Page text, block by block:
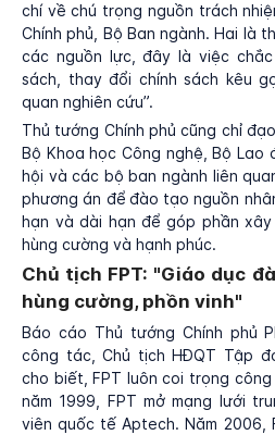
chí về chú trọng nguồn trách
Chính phủ, Bộ Ban ngành. Hai là
các nguồn lực, đây là việc
sách, thay đổi chính sách kêu
quan nghiên cứu”.
Thủ tướng Chính phủ cũng chỉ
Bộ Khoa học Công nghệ, Bộ Lao
hội và các bộ ban ngành liên
phương án để đào tạo nguồn
hạn và dài hạn để góp phần
hùng cường và hạnh phúc.
Chủ tịch FPT: "Giáo dục
hùng cường, phồn vinh"
Báo cáo Thủ tướng Chính phủ
công tác, Chủ tịch HĐQT Tập
cho biết, FPT luôn coi trọng
năm 1999, FPT mở mạng lưới
viên quốc tế Aptech. Năm 2006,